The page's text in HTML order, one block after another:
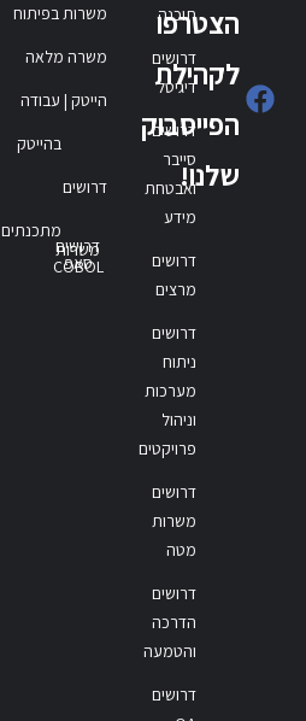
הצטרפו
לקהילת
הפייסבוק
שלנו!
תוכנה
דרושים
דיגיטל
דרושים
סייבר
ואבטחת
מידע
דרושים
מרצים
דרושים
ניתוח
מערכות
וניהול
פרויקטים
דרושים
משרות
מטה
דרושים
הדרכה
והטמעה
דרושים
משרות בפיתוח
משרה מלאה
הייטק | עבודה
בהייטק
דרושים
מתכנתים
דרושים
סאפ
משרות
COBOL